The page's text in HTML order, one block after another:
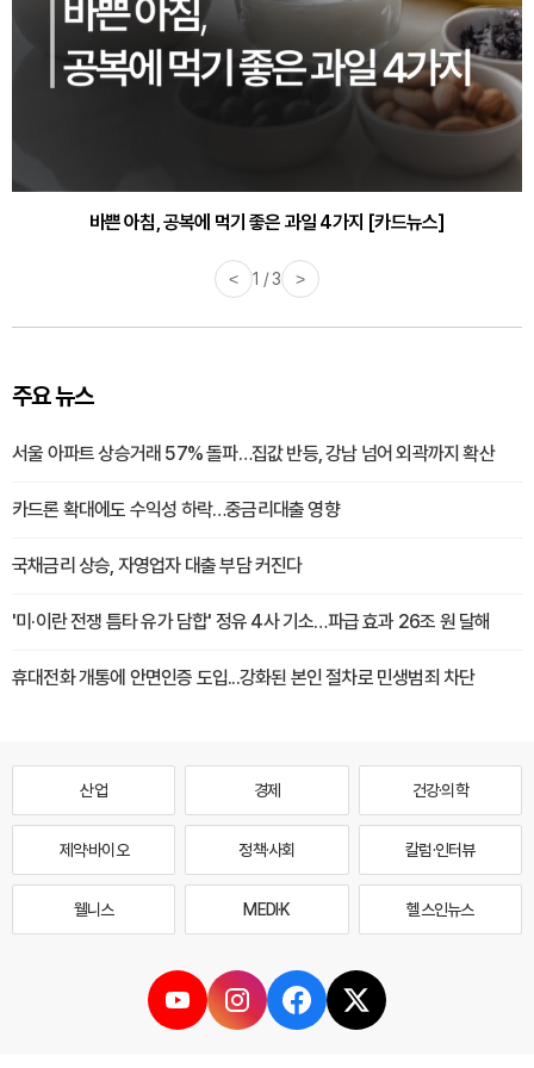
바쁜 아침, 공복에 먹기 좋은 과일 4가지 [카드뉴스]
30대부터 유병률 2배...여자에게 꼭 필요한 검사는? [카드뉴스]
< 1 / 3 >
주요 뉴스
서울 아파트 상승거래 57% 돌파…집값 반등, 강남 넘어 외곽까지 확산
카드론 확대에도 수익성 하락…중금리대출 영향
국채금리 상승, 자영업자 대출 부담 커진다
'미·이란 전쟁 틈타 유가 담합' 정유 4사 기소…파급 효과 26조 원 달해
휴대전화 개통에 안면인증 도입...강화된 본인 절차로 민생범죄 차단
산업 경제 건강·의학
제약·바이오 정책·사회 칼럼·인터뷰
웰니스 MEDI·K 헬스인뉴스